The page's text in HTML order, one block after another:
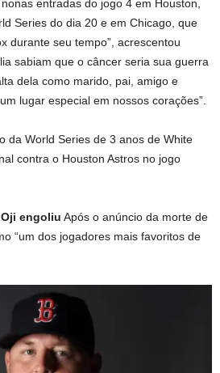
entradas do jogo 4 em Houston,
Series do dia 20 e em Chicago, que
durante seu tempo”, acrescentou
sabiam que o câncer seria sua guerra
dela como marido, pai, amigo e
lugar especial em nossos corações”.
da World Series de 3 anos de White
contra o Houston Astros no jogo
Oji engoliu Após o anúncio da morte de
“um dos jogadores mais favoritos de